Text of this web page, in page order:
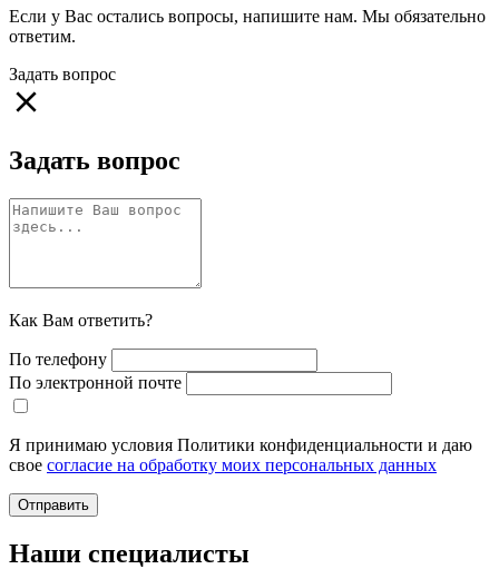
Если у Вас остались вопросы, напишите нам. Мы обязательно
ответим.
Задать вопрос
Задать вопрос
Как Вам ответить?
По телефону
По электронной почте
Я принимаю условия Политики конфиденциальности и даю
свое согласие на обработку моих персональных данных
Отправить
Наши специалисты